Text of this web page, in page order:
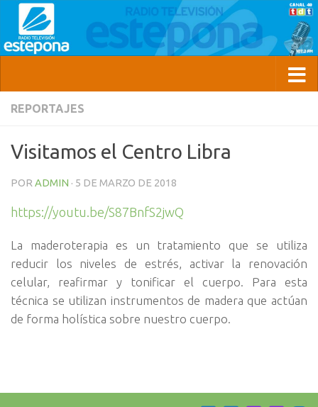
REPORTAJES
Visitamos el Centro Libra
POR ADMIN · 5 DE MARZO DE 2018
https://youtu.be/S87BnfS2jwQ
La maderoterapia es un tratamiento que se utiliza
reducir los niveles de estrés, activar la renovación
celular, reafirmar y tonificar el cuerpo. Para esta
técnica se utilizan instrumentos de madera que actúan
de forma holística sobre nuestro cuerpo.